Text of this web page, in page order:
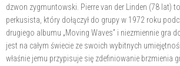
dzwon zygmuntowski. Pierre van der Linden (78 lat)
perkusista, który dołączył do grupy w 1972 roku
drugiego albumu „Moving Waves” i niezmiennie gra
jest na całym świecie ze swoich wybitnych
właśnie jemu przypisuje się zdefiniowanie brzmienia